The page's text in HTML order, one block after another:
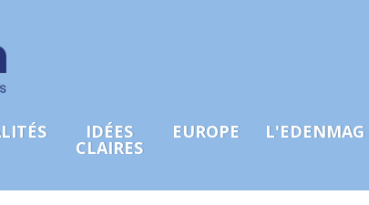
IDÉES
CLAIRES
EUROPE L'EDENMAG